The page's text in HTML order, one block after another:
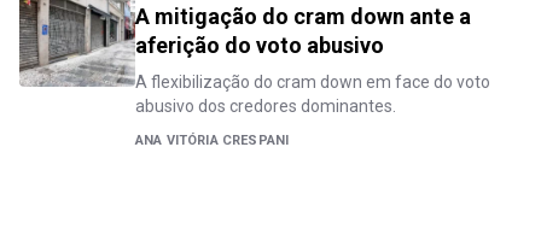
A mitigação do cram down ante a
aferição do voto abusivo
A flexibilização do cram down em face do voto
abusivo dos credores dominantes.
ANA VITÓRIA CRESPANI